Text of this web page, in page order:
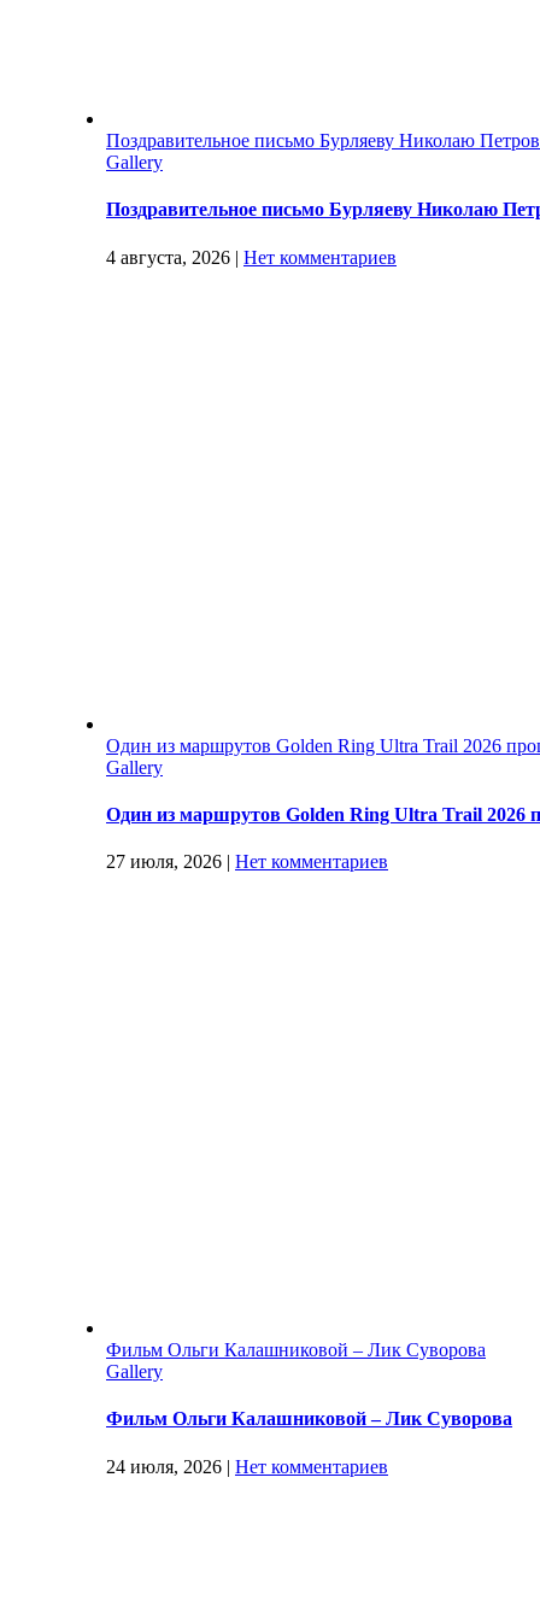
Поздравительное письмо Бурляеву Николаю
Gallery
Поздравительное письмо Бурляеву Николаю
4 августа, 2026 | Нет комментариев
Один из маршрутов Golden Ring Ultra Trail 2026
Gallery
Один из маршрутов Golden Ring Ultra Trail
27 июля, 2026 | Нет комментариев
Фильм Ольги Калашниковой – Лик Суворова
Gallery
Фильм Ольги Калашниковой – Лик Суворова
24 июля, 2026 | Нет комментариев